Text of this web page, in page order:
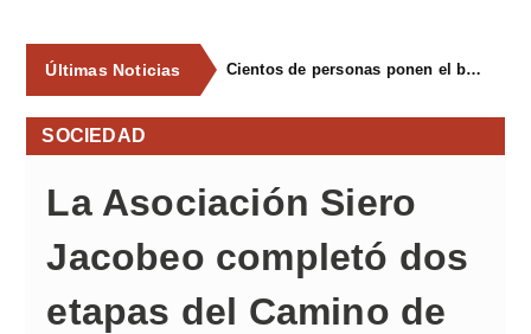
Últimas Noticias Cientos de personas ponen el broche final a las fiestas de La Salud de Lieres con la tradicional merienda
SOCIEDAD
La Asociación Siero
Jacobeo completó dos
etapas del Camino de